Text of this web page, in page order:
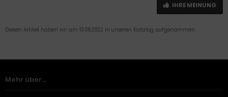
IHRE MEINUNG
Diesen Artikel haben wir am 13.06.2022 in unseren Katalog aufgenommen.
Mehr über...